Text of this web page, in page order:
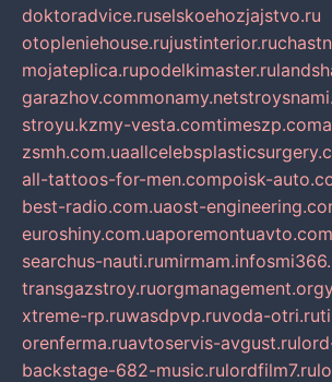
doktoradvice.ruselskoehozjajstvo.ru
otopleniehouse.rujustinterior.ru
mojateplica.rupodelkimaster.ru
garazhov.commonamy.net
stroyu.kzmy-vesta.comtimeszp.com
zsmh.com.ua
all-tattoos-for-men.compoisk-
best-radio.com.uaost-
euroshiny.com.uaporemontuavto.com
searchus-nauti.rumirmam.info
transgazstroy.ruorgmanagement.org
xtreme-rp.ruwasdpvp.ruvoda-otri.ru
orenferma.ruavtoservis-avgust.ru
backstage-682-music.rulordfilm7.ru